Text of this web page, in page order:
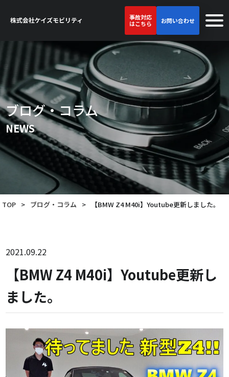
事故対応
はこちら
お問い合わせ
ブログ・コラム
NEWS
TOP > ブログ・コラム > 【BMW Z4 M40i】Youtube更新しました。
2021.09.22
【BMW Z4 M40i】Youtube更新し
ました。